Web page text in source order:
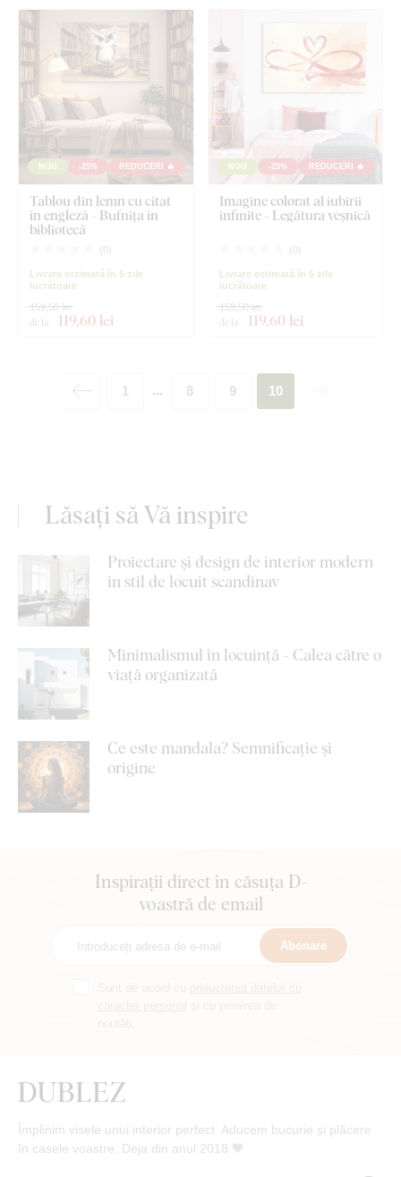
NOU -25% REDUCERI 🔥
Tablou din lemn cu citat
în engleză - Bufnița în
bibliotecă
( 0)
Livrare estimată în 5 zile
lucrătoare
de la 119,60 lei
159,50 lei
NOU -25% REDUCERI 🔥
Imagine colorat al iubirii
infinite - Legătura veșnică
( 0)
Livrare estimată în 5 zile
lucrătoare
de la 119,60 lei
159,50 lei
1 ... 8 9 10
Lăsați să Vă inspire
Proiectare și design de interior modern
în stil de locuit scandinav
Minimalismul în locuință - Calea către o
viață organizată
Ce este mandala? Semnificație și
origine
Inspirații direct în căsuța D-
voastră de email
Abonare
Împlinim visele unui interior perfect. Aducem bucurie și plăcere
în casele voastre. Deja din anul 2018 🧡